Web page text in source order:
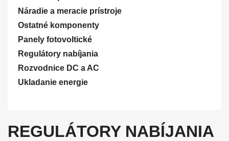
Náradie a meracie prístroje
Ostatné komponenty
Panely fotovoltické
Regulátory nabíjania
Rozvodnice DC a AC
Ukladanie energie
REGULÁTORY NABÍJANIA